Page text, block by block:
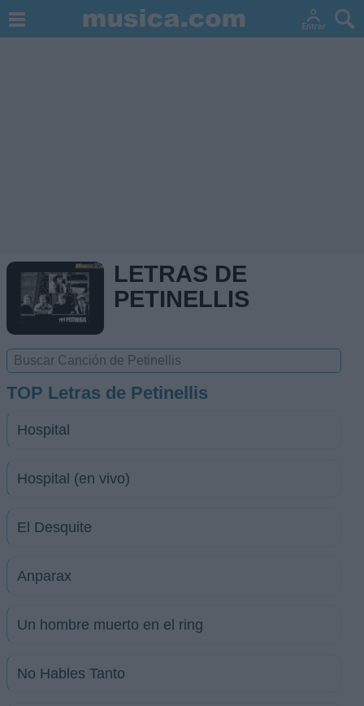
LETRAS DE
PETINELLIS
TOP Letras de Petinellis
Hospital
Hospital (en vivo)
El Desquite
Anparax
Un hombre muerto en el ring
No Hables Tanto